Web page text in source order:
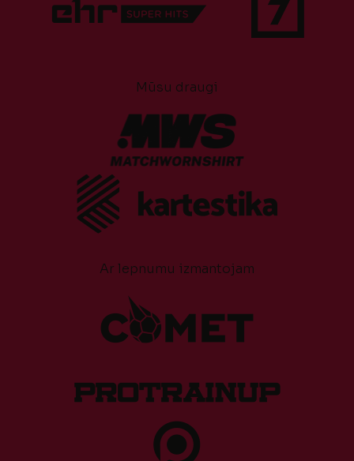
Mūsu draugi
Ar lepnumu izmantojam